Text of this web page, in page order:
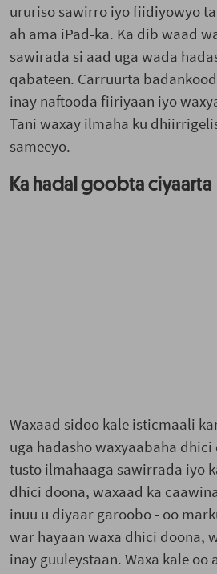
ururiso sawirro iyo fiidiyowyo
ah ama iPad-ka. Ka dib waad
sawirada si aad uga wada
qabateen. Carruurta
inay naftooda fiiriyaan iyo
Tani waxay ilmaha ku
sameeyo.
Ka hadal goobta ciyaarta
Waxaad sidoo kale isticmaali
uga hadasho waxyaabaha dhici
tusto ilmahaaga sawirrada iyo
dhici doona, waxaad ka
inuu u diyaar garoobo - oo
war hayaan waxa dhici doona,
inay guuleystaan. Waxa kale oo